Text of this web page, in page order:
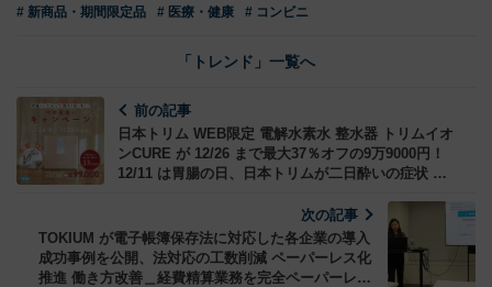
# 新商品・期間限定品
# 医療・健康 # コンビニ
「トレンド」一覧へ
前の記事
日本トリム WEB限定 電解水素水 整水器 トリムイオ
ンCURE が 12/26 まで最大37％オフの9万9000円！
12/11 は胃腸の日、日本トリムが二日酔いの症状 原
次の記事
TOKIUM が電子帳簿保存法に対応した各企業の導入
成功事例を公開、法対応の工数削減 ペーパーレス化
推進 働き方改善＿経費精算業務を完全ペーパーレス